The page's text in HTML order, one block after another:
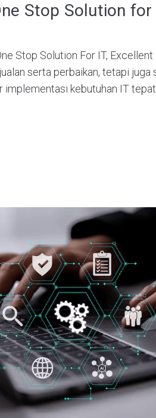
Stop Solution for
Stop Solution For IT,
serta perbaikan, tetapi juga
implementasi kebutuhan IT